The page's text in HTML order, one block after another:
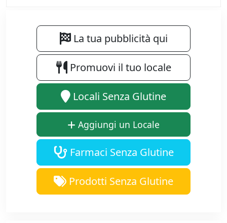
La tua pubblicità qui
Promuovi il tuo locale
Locali Senza Glutine
Aggiungi un Locale
Farmaci Senza Glutine
Prodotti Senza Glutine